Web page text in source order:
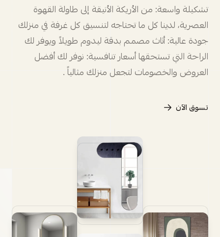
تشكيلة واسعة: من الأريكة الأنيقة إلى طاولة القهوة
العصرية، لدينا كل ما تحتاجه لتنسيق كل غرفة في منزلك
جودة عالية: أثاث مصمم بدقة ليدوم طويلاً ويوفر لك
الراحة التي تستحقها أسعار تنافسية: نوفر لك أفضل
العروض والخصومات لتجعل منزلك مثالياً .
تسوق الآن